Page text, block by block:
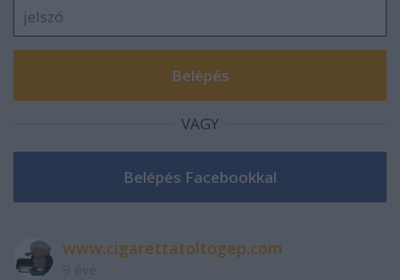
VAGY
www.cigarettatoltogep.com